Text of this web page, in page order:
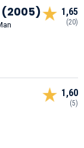
(2005) 1,65
(20)
1,60
(5)